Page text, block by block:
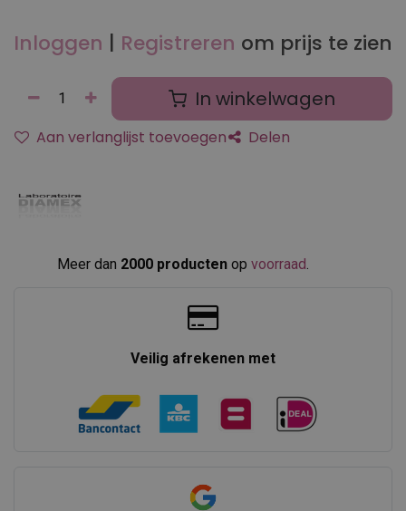
Inloggen | Registreren om prijs te zien
In winkelwagen
Aan verlanglijst toevoegen Delen
Meer dan 2000 producten op voorraad
Veilig afrekenen met